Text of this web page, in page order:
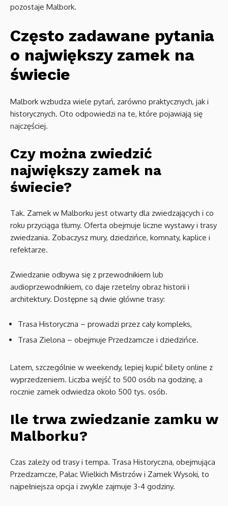
pozostaje Malbork.
Często zadawane pytania
o największy zamek na
świecie
Malbork wzbudza wiele pytań, zarówno praktycznych, jak i
historycznych. Oto odpowiedzi na te, które pojawiają się
najczęściej.
Czy można zwiedzić
największy zamek na
świecie?
Tak. Zamek w Malborku jest otwarty dla zwiedzających i co
roku przyciąga tłumy. Oferta obejmuje liczne wystawy i trasy
zwiedzania. Zobaczysz mury, dziedzińce, komnaty, kaplice i
refektarze.
Zwiedzanie odbywa się z przewodnikiem lub
audioprzewodnikiem, co daje rzetelny obraz historii i
architektury. Dostępne są dwie główne trasy:
Trasa Historyczna – prowadzi przez cały kompleks,
Trasa Zielona – obejmuje Przedzamcze i dziedzińce.
Latem, szczególnie w weekendy, lepiej kupić bilety online z
wyprzedzeniem. Liczba wejść to 500 osób na godzinę, a
rocznie zamek odwiedza około 500 tys. osób.
Ile trwa zwiedzanie zamku w
Malborku?
Czas zależy od trasy i tempa. Trasa Historyczna, obejmująca
Przedzamcze, Pałac Wielkich Mistrzów i Zamek Wysoki, to
najpełniejsza opcja i zwykle zajmuje 3-4 godziny.